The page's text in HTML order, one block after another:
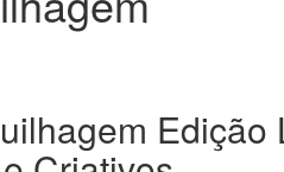
Edição